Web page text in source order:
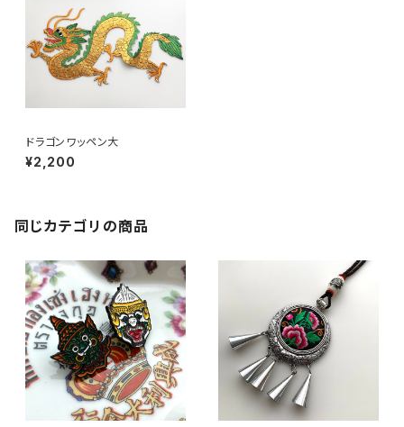
ドラゴンワッペン大
¥2,200
同じカテゴリの商品